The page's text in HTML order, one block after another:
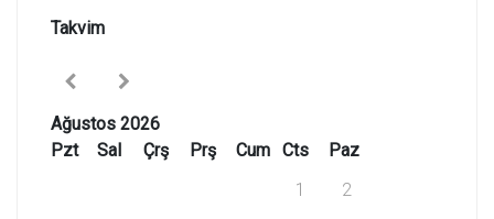
Takvim
Ağustos 2026
Pzt
Sal Çrş Prş Cum Cts
Paz
1
2